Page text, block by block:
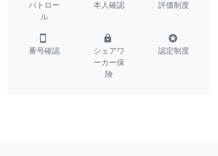
パトロー
ル
本人確認 評価制度
smartphone
番号確認
lock
シェアワ
ーカー保
険
stars
認定制度